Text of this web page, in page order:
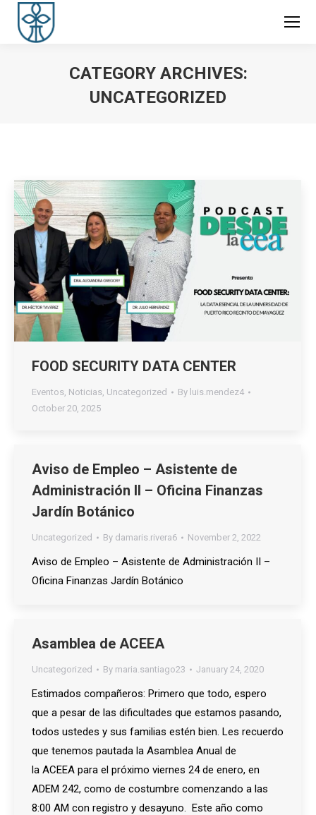
CATEGORY ARCHIVES:
UNCATEGORIZED
FOOD SECURITY DATA CENTER
Eventos, Noticias, Uncategorized By luis.mendez4
October 20, 2025
Aviso de Empleo – Asistente de
Administración II – Oficina Finanzas
Jardín Botánico
Uncategorized By damaris.rivera6 November 2, 2022
Aviso de Empleo – Asistente de Administración II –
Oficina Finanzas Jardín Botánico
Asamblea de ACEEA
Uncategorized By maria.santiago23 January 24, 2020
Estimados compañeros: Primero que todo, espero
que a pesar de las dificultades que estamos pasando,
todos ustedes y sus familias estén bien. Les recuerdo
que tenemos pautada la Asamblea Anual de
la ACEEA para el próximo viernes 24 de enero, en
ADEM 242, como de costumbre comenzando a las
8:00 AM con registro y desayuno. Este año como